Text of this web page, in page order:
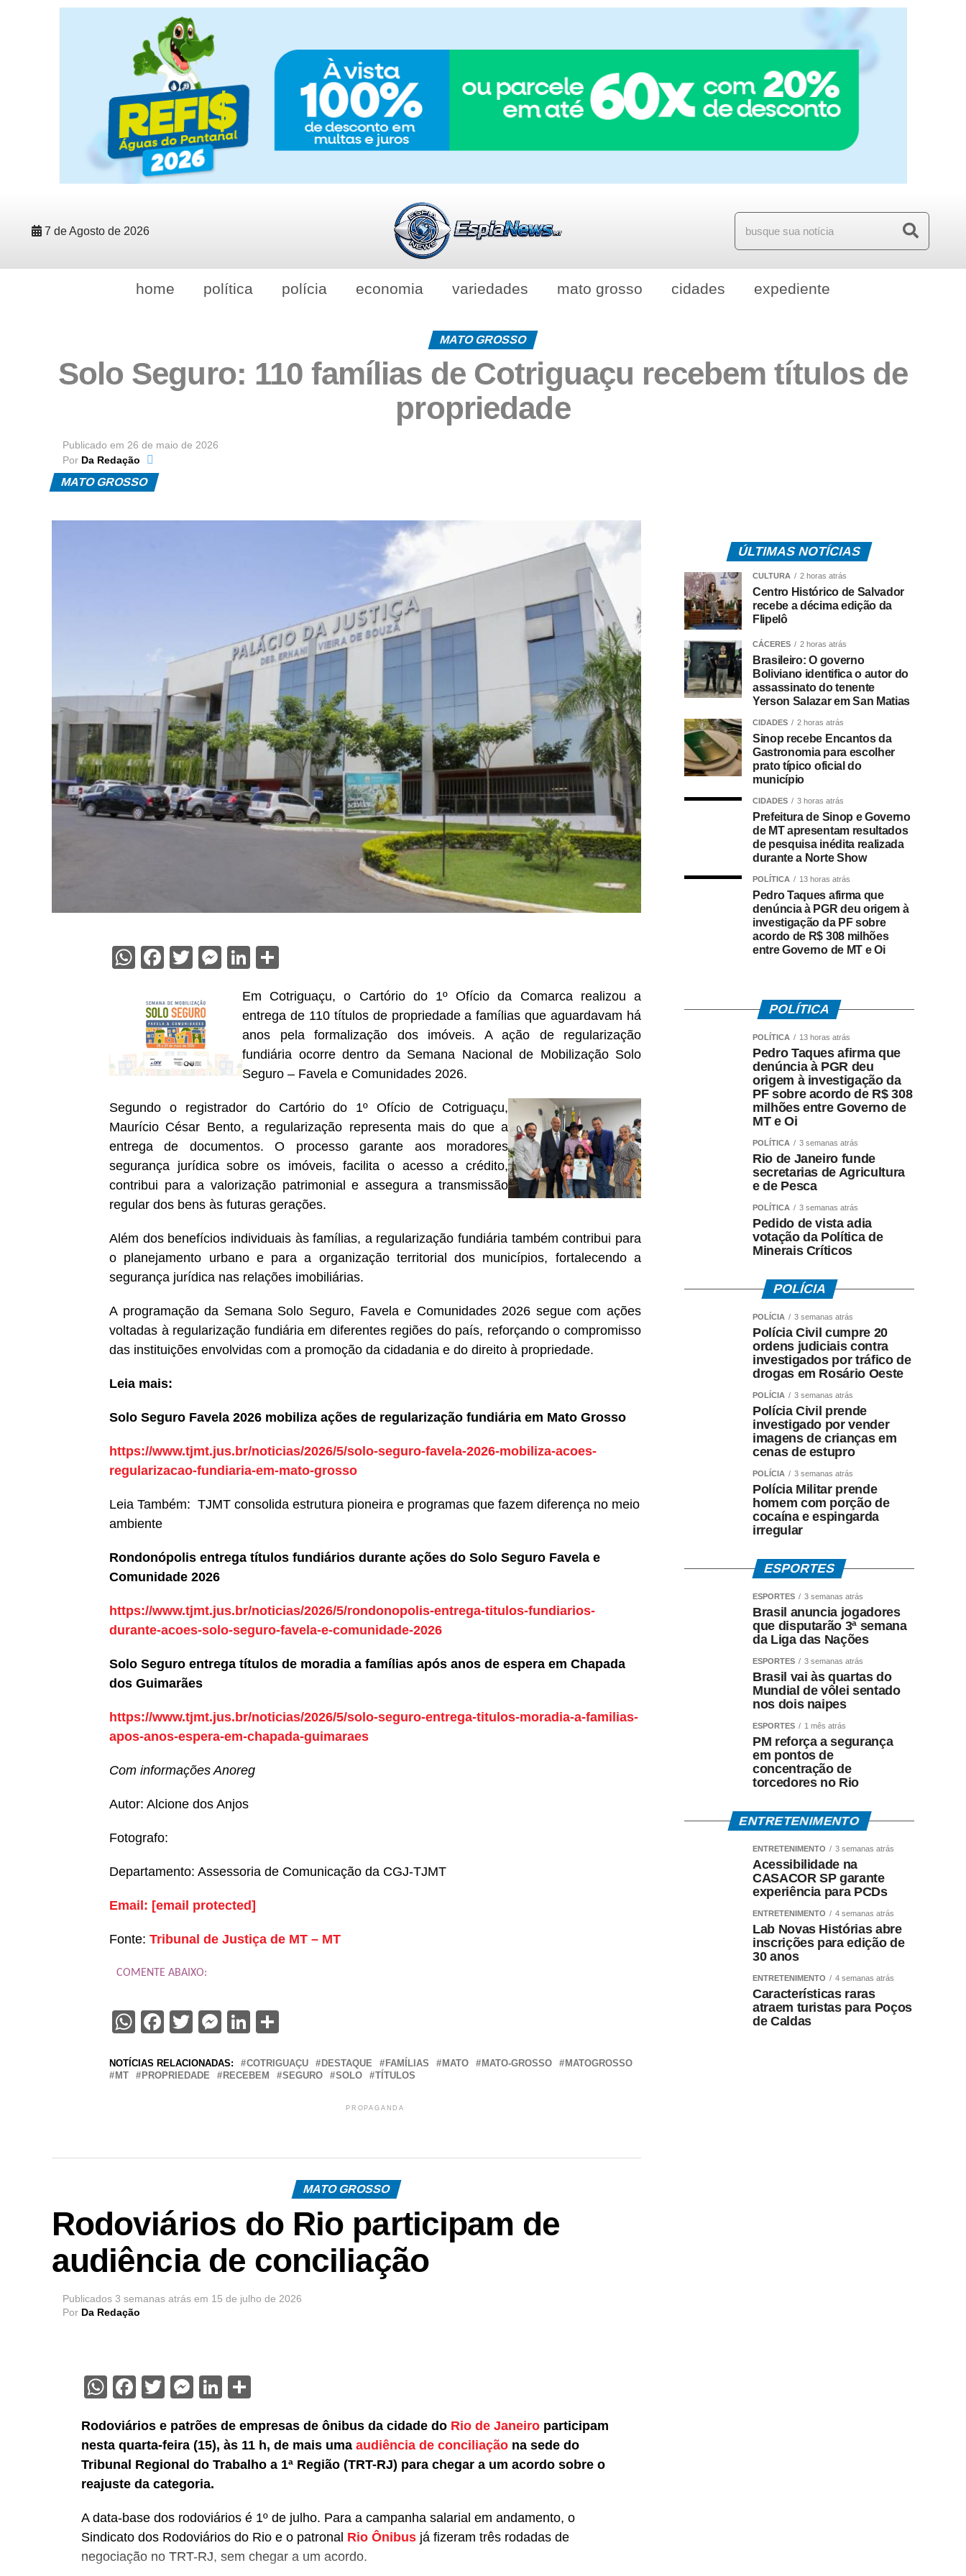
7 de Agosto de 2026
home política polícia economia variedades mato grosso cidades expediente
MATO GROSSO
Solo Seguro: 110 famílias de Cotriguaçu recebem títulos de
propriedade
Publicado em 26 de maio de 2026
Por Da Redação
MATO GROSSO
WhatsApp
Facebook
TwitterMessenger
LinkedIn
Em Cotriguaçu, o Cartório do 1º Ofício da Comarca realizou a
entrega de 110 títulos de propriedade a famílias que aguardavam há
anos pela formalização dos imóveis. A ação de regularização
fundiária ocorre dentro da Semana Nacional de Mobilização Solo
Seguro – Favela e Comunidades 2026.
Segundo o registrador do Cartório do 1º Ofício de Cotriguaçu,
Maurício César Bento, a regularização representa mais do que a
entrega de documentos. O processo garante aos moradores
segurança jurídica sobre os imóveis, facilita o acesso a crédito,
contribui para a valorização patrimonial e assegura a transmissão
regular dos bens às futuras gerações.
Além dos benefícios individuais às famílias, a regularização fundiária também contribui para
o planejamento urbano e para a organização territorial dos municípios, fortalecendo a
segurança jurídica nas relações imobiliárias.
A programação da Semana Solo Seguro, Favela e Comunidades 2026 segue com ações
voltadas à regularização fundiária em diferentes regiões do país, reforçando o compromisso
das instituições envolvidas com a promoção da cidadania e do direito à propriedade.
Leia mais:
Solo Seguro Favela 2026 mobiliza ações de regularização fundiária em Mato Grosso
https://www.tjmt.jus.br/noticias/2026/5/solo-seguro-favela-2026-mobiliza-acoes-
regularizacao-fundiaria-em-mato-grosso
Leia Também: TJMT consolida estrutura pioneira e programas que fazem diferença no meio
ambiente
Rondonópolis entrega títulos fundiários durante ações do Solo Seguro Favela e
Comunidade 2026
https://www.tjmt.jus.br/noticias/2026/5/rondonopolis-entrega-titulos-fundiarios-
durante-acoes-solo-seguro-favela-e-comunidade-2026
Solo Seguro entrega títulos de moradia a famílias após anos de espera em Chapada
dos Guimarães
https://www.tjmt.jus.br/noticias/2026/5/solo-seguro-entrega-titulos-moradia-a-familias-
apos-anos-espera-em-chapada-guimaraes
Com informações Anoreg
Autor: Alcione dos Anjos
Fotografo:
Departamento: Assessoria de Comunicação da CGJ-TJMT
Email: [email protected]
Fonte: Tribunal de Justiça de MT – MT
COMENTE ABAIXO:
WhatsApp
Facebook
TwitterMessenger
LinkedIn
NOTÍCIAS RELACIONADAS: COTRIGUAÇU DESTAQUE FAMÍLIAS MATO MATO-GROSSO
MATOGROSSO
MT
PROPRIEDADE RECEBEM SEGURO SOLO TÍTULOS
PROPAGANDA
MATO GROSSO
Rodoviários do Rio participam de
audiência de conciliação
Publicados 3 semanas atrás em 15 de julho de 2026
Por Da Redação
WhatsApp
Facebook
TwitterMessenger
LinkedIn
Rodoviários e patrões de empresas de ônibus da cidade do Rio de Janeiro participam
nesta quarta-feira (15), às 11 h, de mais uma audiência de conciliação na sede do
Tribunal Regional do Trabalho a 1ª Região (TRT-RJ) para chegar a um acordo sobre o
reajuste da categoria.
A data-base dos rodoviários é 1º de julho. Para a campanha salarial em andamento, o
Sindicato dos Rodoviários do Rio e o patronal Rio Ônibus já fizeram três rodadas de
negociação no TRT-RJ, sem chegar a um acordo.
ÚLTIMAS NOTÍCIAS
CULTURA 2 horas atrás
Centro Histórico de Salvador
recebe a décima edição da
Flipelô
CÁCERES 2 horas atrás
Brasileiro: O governo
Boliviano identifica o autor do
assassinato do tenente
Yerson Salazar em San Matias
CIDADES 2 horas atrás
Sinop recebe Encantos da
Gastronomia para escolher
prato típico oficial do
município
CIDADES 3 horas atrás
Prefeitura de Sinop e Governo
de MT apresentam resultados
de pesquisa inédita realizada
durante a Norte Show
POLÍTICA 13 horas atrás
Pedro Taques afirma que
denúncia à PGR deu origem à
investigação da PF sobre
acordo de R$ 308 milhões
entre Governo de MT e Oi
POLÍTICA
POLÍTICA 13 horas atrás
Pedro Taques afirma que
denúncia à PGR deu
origem à investigação da
PF sobre acordo de R$ 308
milhões entre Governo de
MT e Oi
POLÍTICA 3 semanas atrás
Rio de Janeiro funde
secretarias de Agricultura
e de Pesca
POLÍTICA 3 semanas atrás
Pedido de vista adia
votação da Política de
Minerais Críticos
POLÍCIA
POLÍCIA 3 semanas atrás
Polícia Civil cumpre 20
ordens judiciais contra
investigados por tráfico de
drogas em Rosário Oeste
POLÍCIA 3 semanas atrás
Polícia Civil prende
investigado por vender
imagens de crianças em
cenas de estupro
POLÍCIA 3 semanas atrás
Polícia Militar prende
homem com porção de
cocaína e espingarda
irregular
ESPORTES
ESPORTES 3 semanas atrás
Brasil anuncia jogadores
que disputarão 3ª semana
da Liga das Nações
ESPORTES 3 semanas atrás
Brasil vai às quartas do
Mundial de vôlei sentado
nos dois naipes
ESPORTES 1 mês atrás
PM reforça a segurança
em pontos de
concentração de
torcedores no Rio
ENTRETENIMENTO
ENTRETENIMENTO 3 semanas atrás
Acessibilidade na
CASACOR SP garante
experiência para PCDs
ENTRETENIMENTO 4 semanas atrás
Lab Novas Histórias abre
inscrições para edição de
30 anos
ENTRETENIMENTO 4 semanas atrás
Características raras
atraem turistas para Poços
de Caldas